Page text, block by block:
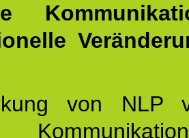
von NLP